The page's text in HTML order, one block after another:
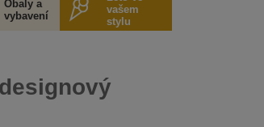
Obaly a
vybavení
vašem
stylu